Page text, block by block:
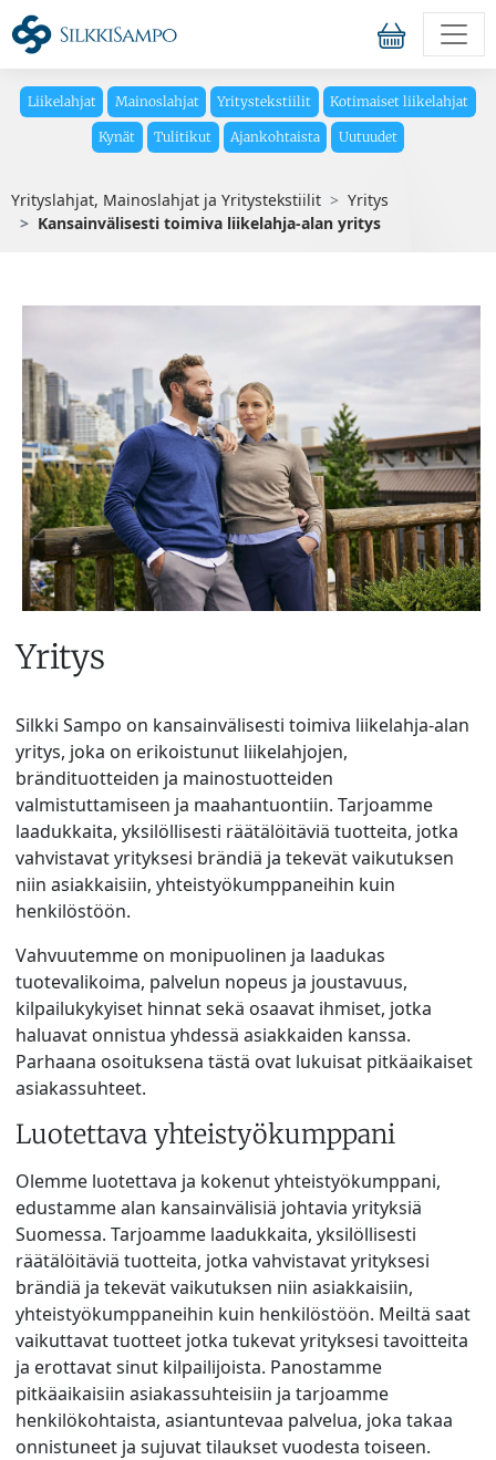
Liikelahjat Mainoslahjat Yritystekstiilit Kotimaiset liikelahjat
Kynät Tulitikut Ajankohtaista Uutuudet
Yrityslahjat, Mainoslahjat ja Yritystekstiilit
Yritys
Kansainvälisesti toimiva liikelahja-alan yritys
Yritys
Silkki Sampo on kansainvälisesti toimiva liikelahja-alan
yritys, joka on erikoistunut liikelahjojen,
brändituotteiden ja mainostuotteiden
valmistuttamiseen ja maahantuontiin. Tarjoamme
laadukkaita, yksilöllisesti räätälöitäviä tuotteita, jotka
vahvistavat yrityksesi brändiä ja tekevät vaikutuksen
niin asiakkaisiin, yhteistyökumppaneihin kuin
henkilöstöön.
Vahvuutemme on monipuolinen ja laadukas
tuotevalikoima, palvelun nopeus ja joustavuus,
kilpailukykyiset hinnat sekä osaavat ihmiset, jotka
haluavat onnistua yhdessä asiakkaiden kanssa.
Parhaana osoituksena tästä ovat lukuisat pitkäaikaiset
asiakassuhteet.
Luotettava yhteistyökumppani
Olemme luotettava ja kokenut yhteistyökumppani,
edustamme alan kansainvälisiä johtavia yrityksiä
Suomessa. Tarjoamme laadukkaita, yksilöllisesti
räätälöitäviä tuotteita, jotka vahvistavat yrityksesi
brändiä ja tekevät vaikutuksen niin asiakkaisiin,
yhteistyökumppaneihin kuin henkilöstöön. Meiltä saat
vaikuttavat tuotteet jotka tukevat yrityksesi tavoitteita
ja erottavat sinut kilpailijoista. Panostamme
pitkäaikaisiin asiakassuhteisiin ja tarjoamme
henkilökohtaista, asiantuntevaa palvelua, joka takaa
onnistuneet ja sujuvat tilaukset vuodesta toiseen.